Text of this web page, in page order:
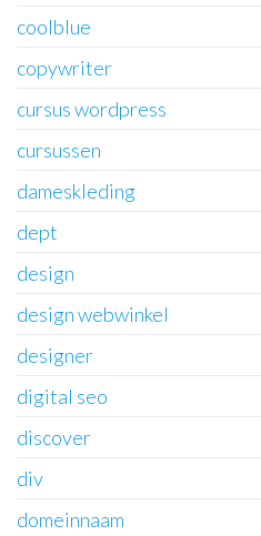
coolblue
copywriter
cursus wordpress
cursussen
dameskleding
dept
design
design webwinkel
designer
digital seo
discover
div
domeinnaam